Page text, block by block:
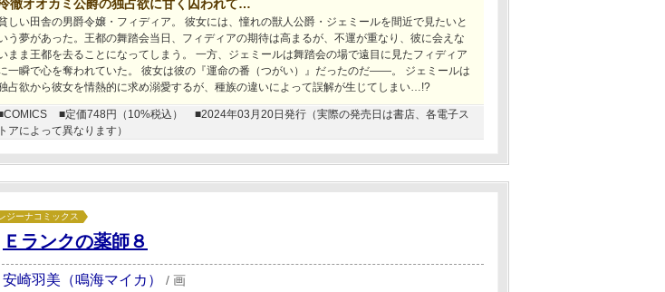
徹オオカミ公爵の独占欲に甘く囚われて…
しい田舎の男爵令嬢・フィディア。 彼女には、憧れの獣人公爵・ジェミールを間近で見たいと
う夢があった。王都の舞踏会当日、フィディアの期待は高まるが、不運が重なり、彼に会えな
まま王都を去ることになってしまう。 一方、ジェミールは舞踏会の場で遠目に見たフィディア
一瞬で心を奪われていた。 彼女は彼の『運命の番（つがい）』だったのだ――。 ジェミールは
占欲から彼女を情熱的に求め溺愛するが、種族の違いによって誤解が生じてしまい…!?
■定価748円（10%税込）
■2024年03月20日発行（実際の発売日は書店、各電子ス
トアによって異なります）
ジーナコミックス
Ｅランクの薬師８
安崎羽美（鳴海マイカ） / 画